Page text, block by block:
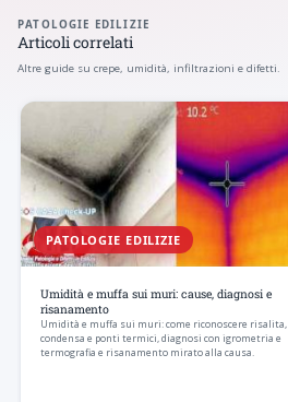
PATOLOGIE EDILIZIE
Articoli correlati
Altre guide su crepe, umidità, infiltrazioni e difetti.
PATOLOGIE EDILIZIE
Umidità e muffa sui muri: cause, diagnosi e
risanamento
Umidità e muffa sui muri: come riconoscere risalita,
condensa e ponti termici, diagnosi con igrometria e
termografia e risanamento mirato alla causa.